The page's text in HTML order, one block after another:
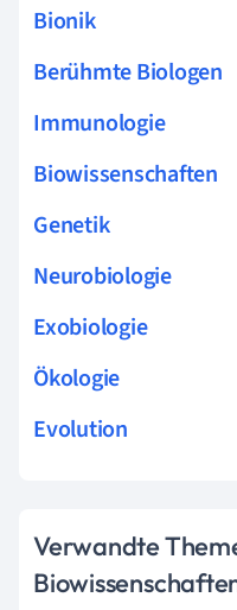
Bionik
Berühmte Biologen
Immunologie
Biowissenschaften
Genetik
Neurobiologie
Exobiologie
Ökologie
Evolution
Verwandte